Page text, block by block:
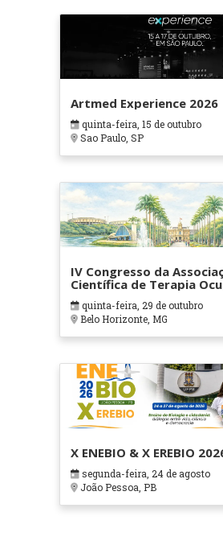
Artmed Experience 2026
quinta-feira, 15 de outubro
Sao Paulo, SP
IV Congresso da
Científica de Terapia
em Contextos
Cuidados Paliativos -
quinta-feira, 29 de outubro
Belo Horizonte, MG
X ENEBIO & X EREBIO
segunda-feira, 24 de agosto
João Pessoa, PB